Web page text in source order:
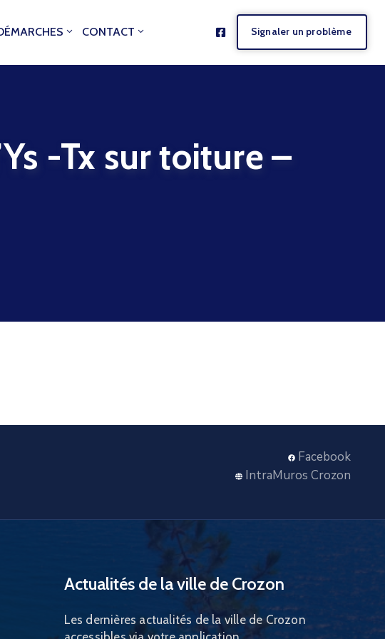
CONTACT Signaler un problème
-Tx sur toiture –
Facebook
IntraMuros Crozon
Actualités de la ville de Crozon
Les dernières actualités de la ville de Crozon